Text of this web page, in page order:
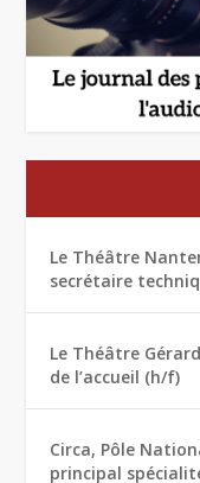
Le Théâtre
secrétaire
Le Théâtre
de l’accueil (h/f)
Circa, Pôle
principal